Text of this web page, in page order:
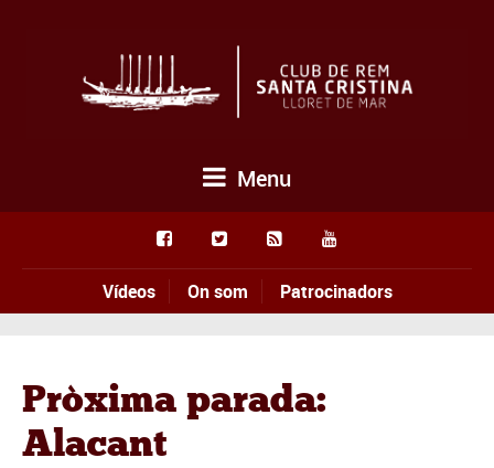
Menu
Vídeos On som Patrocinadors
Pròxima parada:
Alacant